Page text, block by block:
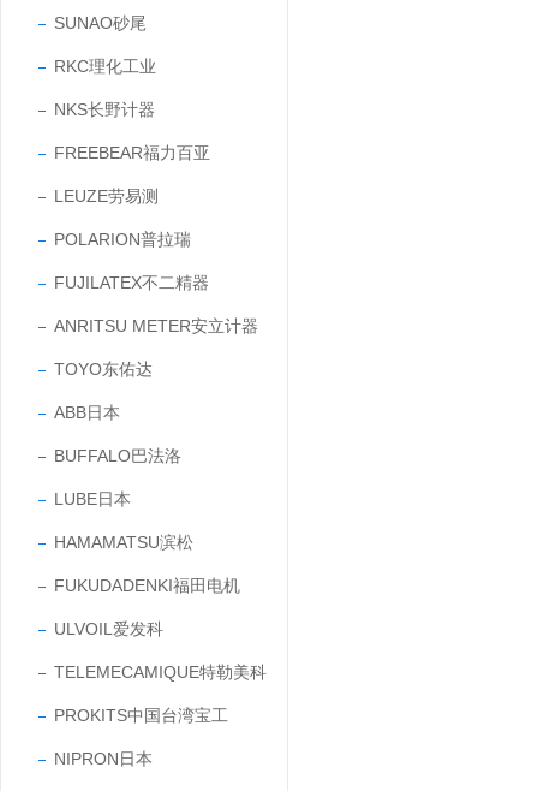
SUNAO砂尾
RKC理化工业
NKS长野计器
FREEBEAR福力百亚
LEUZE劳易测
POLARION普拉瑞
FUJILATEX不二精器
ANRITSU METER安立计器
TOYO东佑达
ABB日本
BUFFALO巴法洛
LUBE日本
HAMAMATSU滨松
FUKUDADENKI福田电机
ULVOIL爱发科
TELEMECAMIQUE特勒美科
PROKITS中国台湾宝工
NIPRON日本